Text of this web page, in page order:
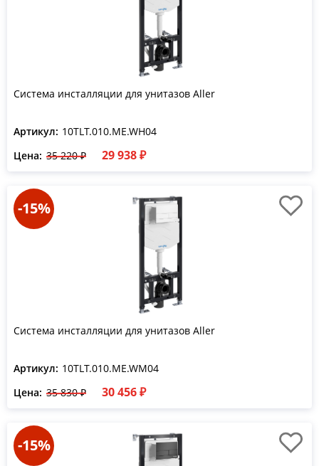
Система инсталляции для унитазов Aller
Артикул: 10TLT.010.ME.WH04
Цена: 35 220 ₽ 29 938 ₽
-15%
Система инсталляции для унитазов Aller
Артикул: 10TLT.010.ME.WM04
Цена: 35 830 ₽ 30 456 ₽
-15%